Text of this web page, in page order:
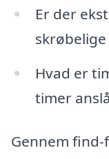
Er der
Hvad er
timer
Gennem